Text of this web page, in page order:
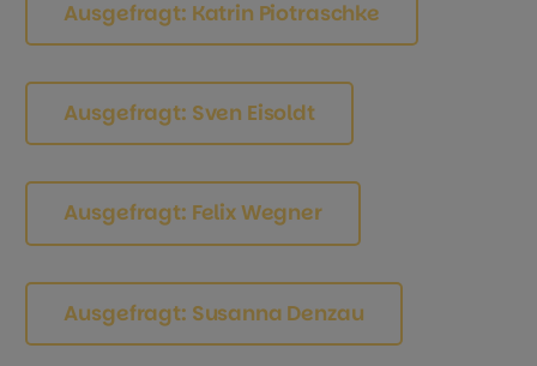
Ausgefragt: Katrin Piotraschke
Ausgefragt: Sven Eisoldt
Ausgefragt: Felix Wegner
Ausgefragt: Susanna Denzau